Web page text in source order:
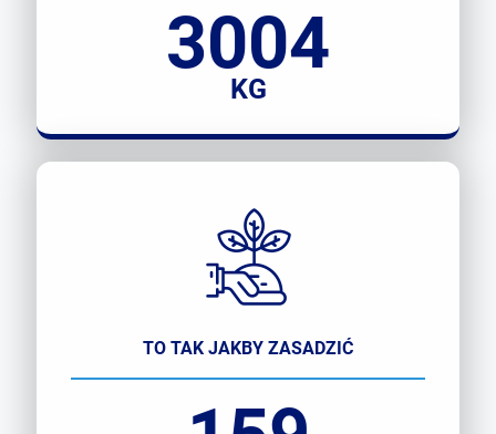
3004
KG
TO TAK JAKBY ZASADZIĆ